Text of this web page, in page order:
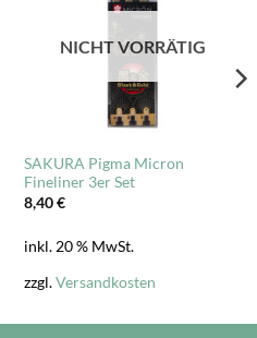
NICHT VORRÄTIG
SAKURA Pigma Micron
Fineliner 3er Set
8,40€
inkl. 20 % MwSt.
zzgl.Versandkosten